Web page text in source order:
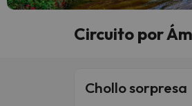
Circuito por
Chollo sorpresa